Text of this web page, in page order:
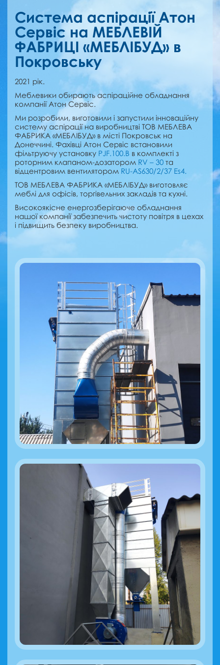
Система аспірації Атон
Сервіс на МЕБЛЕВІЙ
ФАБРИЦІ «МЕБЛІБУД» в
Покровську
2021 рік.
Меблевики обирають аспіраційне обладнання
компанії Атон Сервіс.
Ми розробили, виготовили і запустили інноваційну
систему аспірації на виробництві ТОВ МЕБЛЕВА
ФАБРИКА «МЕБЛІБУД» в місті Покровськ на
Донеччині. Фахівці Атон Сервіс встановили
фільтруючу установку PJF.100.B в комплекті з
роторним клапаном-дозатором RV – 30 та
відцентровим вентилятором RU-AS630/2/37 Es4.
ТОВ МЕБЛЕВА ФАБРИКА «МЕБЛІБУД» виготовляє
меблі для офісів, торгівельних закладів та кухні.
Високоякісне енергозберігаюче обладнання
нашої компанії забезпечить чистоту повітря в цехах
і підвищить безпеку виробництва.